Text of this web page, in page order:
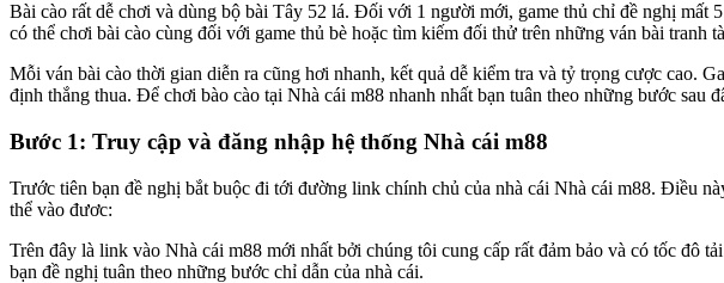
Bài cào rất dễ chơi và dùng bộ bài Tây 52 lá. Đối với 1 người mới, game thủ chỉ đề nghị mất
có thể chơi bài cào cùng đối với game thủ bè hoặc tìm kiếm đối thử trên những ván bài tranh
Mỗi ván bài cào thời gian diễn ra cũng hơi nhanh, kết quả dễ kiểm tra và tỷ trọng cược cao.
định thắng thua. Để chơi bào cào tại Nhà cái m88 nhanh nhất bạn tuân theo những bước sau
Bước 1: Truy cập và đăng nhập hệ thống Nhà cái m88
Trước tiên bạn đề nghị bắt buộc đi tới đường link chính chủ của nhà cái Nhà cái m88. Điều
thể vào đươc:
Trên đây là link vào Nhà cái m88 mới nhất bởi chúng tôi cung cấp rất đảm bảo và có tốc đô
bạn đề nghị tuân theo những bước chỉ dẫn của nhà cái.